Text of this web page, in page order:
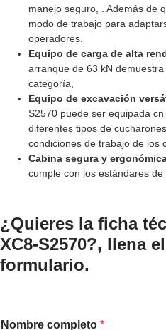
manejo seguro, . Además de
modo de trabajo para
operadores.
Equipo de carga de alta
arranque de 63 kN
categoría,
Equipo de excavación
S2570 puede ser equipada
diferentes tipos de
condiciones de trabajo de los
Cabina segura y
cumple con los estándares de
¿Quieres la ficha
XC8-S2570?, llena
formulario.
Nombre completo *